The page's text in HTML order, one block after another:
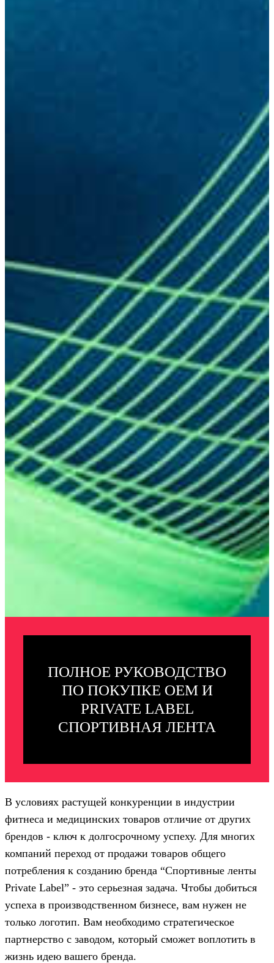
ПОЛНОЕ РУКОВОДСТВО
ПО ПОКУПКЕ OEM И
PRIVATE LABEL
СПОРТИВНАЯ ЛЕНТА
В условиях растущей конкуренции в индустрии
фитнеса и медицинских товаров отличие от других
брендов - ключ к долгосрочному успеху. Для многих
компаний переход от продажи товаров общего
потребления к созданию бренда “Спортивные ленты
Private Label” - это серьезная задача. Чтобы добиться
успеха в производственном бизнесе, вам нужен не
только логотип. Вам необходимо стратегическое
партнерство с заводом, который сможет воплотить в
жизнь идею вашего бренда.